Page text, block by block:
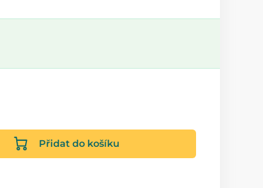
Přidat do košíku